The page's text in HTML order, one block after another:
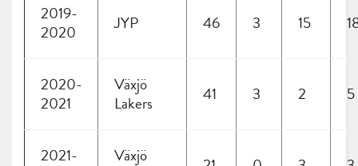
2019-
2020
JYP 46 3 15
2020-
2021
Växjö
Lakers
41 3 2 5
2021-
Växjö